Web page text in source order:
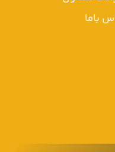
باما